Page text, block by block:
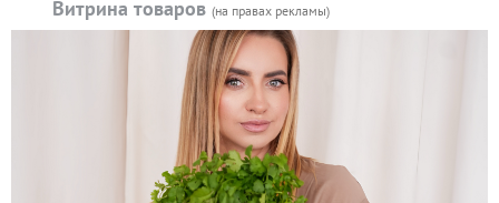
Витрина товаров (на правах рекламы)